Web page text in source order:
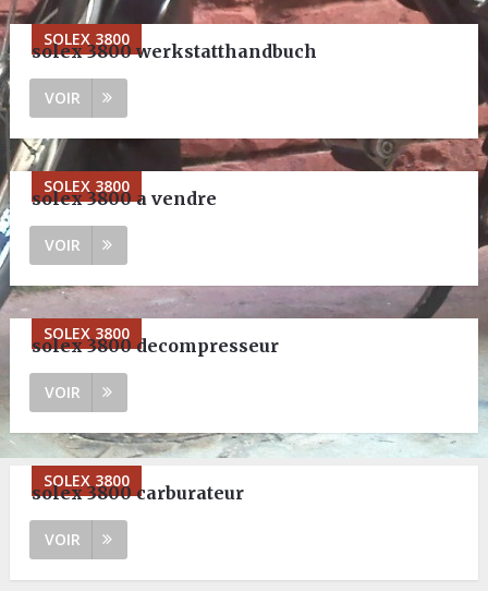
SOLEX 3800
solex 3800 werkstatthandbuch
VOIR
SOLEX 3800
solex 3800 a vendre
VOIR
SOLEX 3800
solex 3800 decompresseur
VOIR
SOLEX 3800
solex 3800 carburateur
VOIR